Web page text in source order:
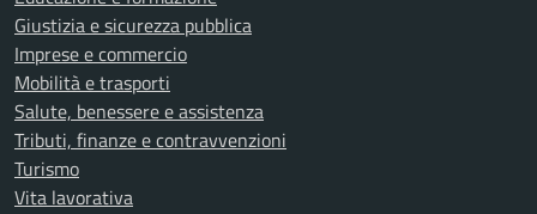
Giustizia e sicurezza pubblica
Imprese e commercio
Mobilità e trasporti
Salute, benessere e assistenza
Tributi, finanze e contravvenzioni
Turismo
Vita lavorativa